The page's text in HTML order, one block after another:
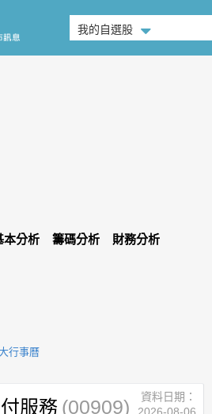
我的自選股
本分析 籌碼分析 財務分析
行事曆
服務 (00909)
資料日期：